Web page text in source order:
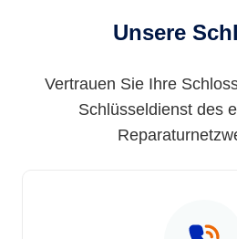
Unsere
Vertrauen Sie Ihre
Schlüsseldienst des